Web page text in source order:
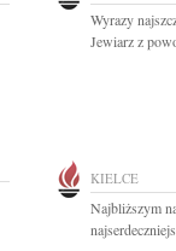
Wyrazy
Jewiarz z
KIELCE
Najbliższym